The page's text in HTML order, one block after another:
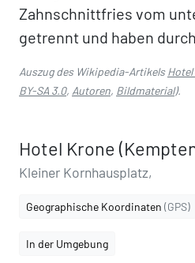
Zahnschnittfries vom
getrennt und haben
Auszug des Wikipedia-Artikels
BY-SA 3.0, Autoren, Bildmaterial).
Hotel Krone
Kleiner Kornhausplatz,
Geographische Koordinaten (GPS)
In der Umgebung